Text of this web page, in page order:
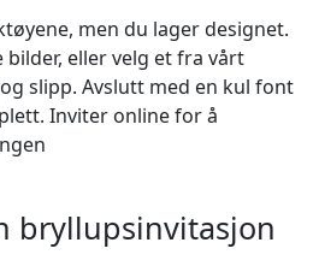
men du lager designet.
bilder, eller velg et fra vårt
slipp. Avslutt med en kul font
Inviter online for å
bryllupsinvitasjon